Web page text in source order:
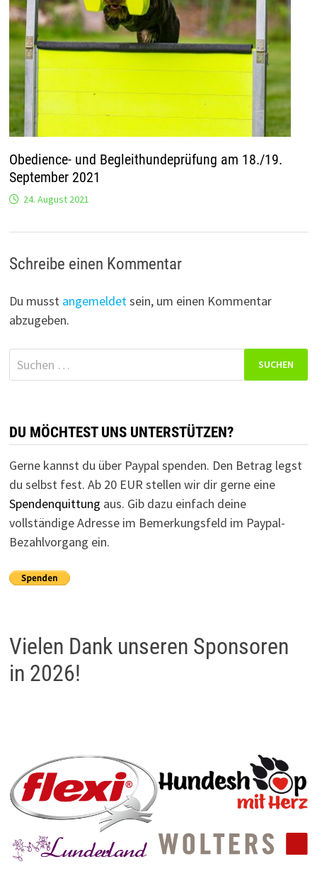
Obedience- und Begleithundeprüfung am 18./19.
September 2021
24. August 2021
Schreibe einen Kommentar
Du musst angemeldetsein, um einen Kommentar
abzugeben.
Suchen
nach:
DU MÖCHTEST UNS UNTERSTÜTZEN?
Gerne kannst du über Paypal spenden. Den Betrag legst
du selbst fest. Ab 20 EUR stellen wir dir gerne eine
Spendenquittung aus. Gib dazu einfach deine
vollständige Adresse im Bemerkungsfeld im Paypal-
Bezahlvorgang ein.
Vielen Dank unseren Sponsoren
in 2026!